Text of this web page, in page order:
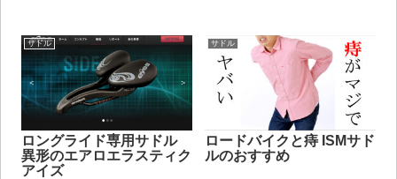
サドル
ロングライド専用サドル
異形のエアロエラスティク
アイズ
サドル
ロードバイクと痔 ISMサド
ルのおすすめ